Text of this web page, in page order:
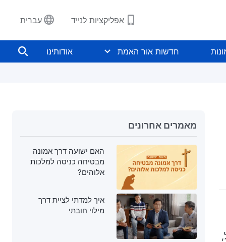
אפליקציות לנייד עברית
חדשות אור האמת אודותינו
מאמרים אחרונים
האם ישועה דרך אמונה
מבטיחה כניסה למלכות
אלוהים?
איך למדתי לציית דרך
מילוי חובתי